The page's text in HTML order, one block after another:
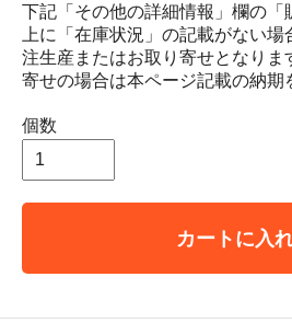
下記「その他の詳細情報」欄の「
上に「在庫状況」の記載がない
注生産またはお取り寄せとなりま
寄せの場合は本ページ記載の納期
個数
カートに入